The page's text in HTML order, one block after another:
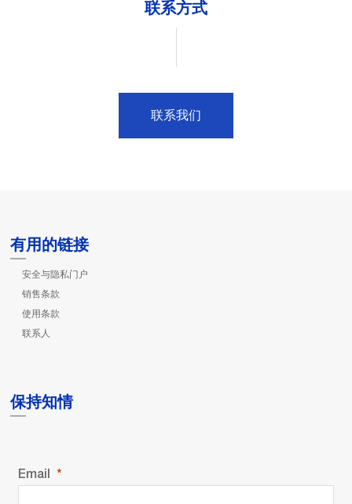
联系方式
联系我们
有用的链接
安全与隐私门户
销售条款
使用条款
联系人
保持知情
Email